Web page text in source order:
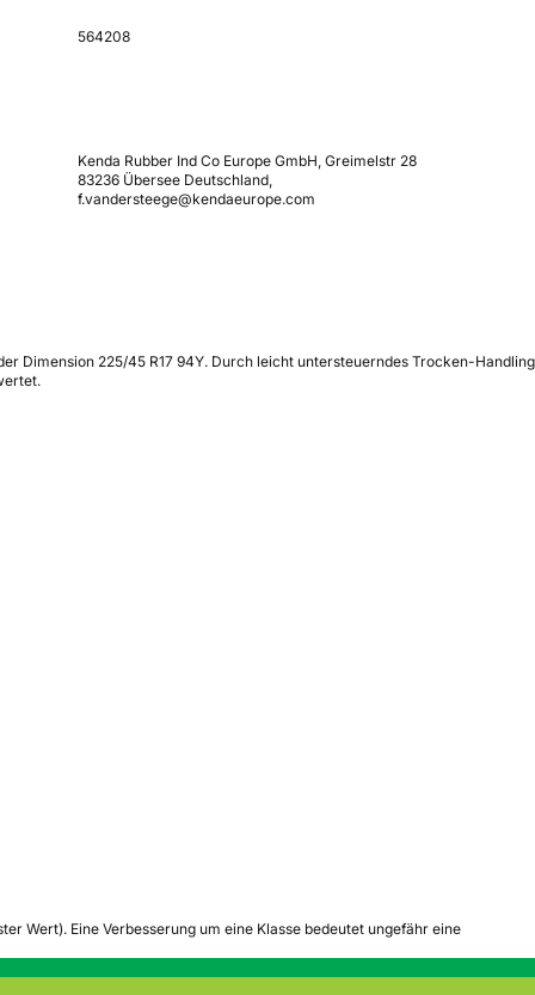
564208
Kenda Rubber Ind Co Europe GmbH, Greimelstr 28
83236 Übersee Deutschland,
f.vandersteege@kendaeurope.com
Dimension 225/45 R17 94Y. Durch leicht untersteuerndes Trocken-Handling
Wert). Eine Verbesserung um eine Klasse bedeutet ungefähr eine